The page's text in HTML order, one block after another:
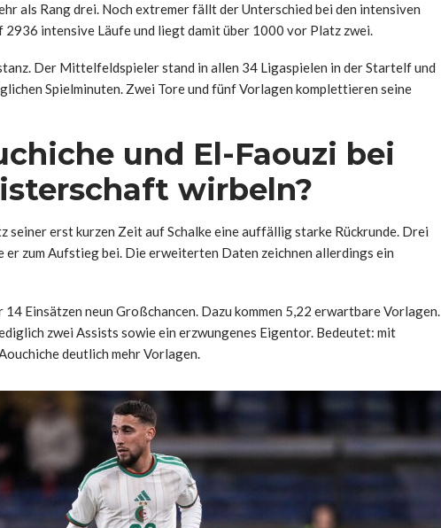
als Rang drei. Noch extremer fällt der Unterschied bei den intensiven
2936 intensive Läufe und liegt damit über 1000 vor Platz zwei.
Der Mittelfeldspieler stand in allen 34 Ligaspielen in der Startelf und
Spielminuten. Zwei Tore und fünf Vorlagen komplettieren seine
und El-Faouzi bei
wirbeln?
seiner erst kurzen Zeit auf Schalke eine auffällig starke Rückrunde. Drei
er zum Aufstieg bei. Die erweiterten Daten zeichnen allerdings ein
Einsätzen neun Großchancen. Dazu kommen 5,22 erwartbare Vorlagen.
zwei Assists sowie ein erzwungenes Eigentor. Bedeutet: mit
deutlich mehr Vorlagen.